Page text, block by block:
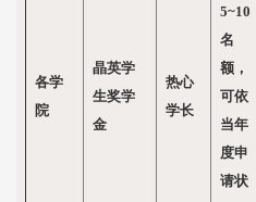
各学
院
晶英学
生奖学
金
热心
学长
5~10
名
额，
可依
当年
度申
请状